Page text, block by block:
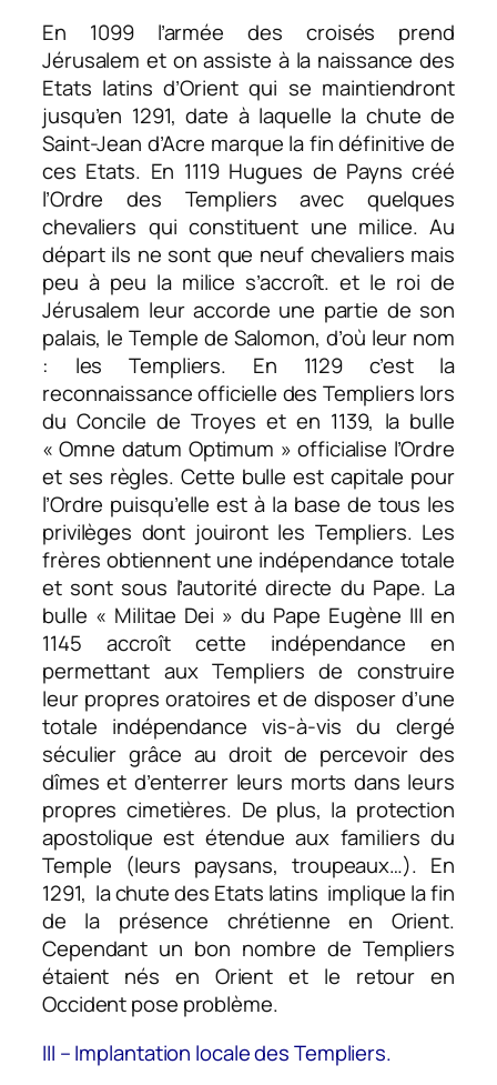
En 1099 l’armée des croisés prend
Jérusalem et on assiste à la naissance des
Etats latins d’Orient qui se maintiendront
jusqu’en 1291, date à laquelle la chute de
Saint-Jean d’Acre marque la fin définitive de
ces Etats. En 1119 Hugues de Payns créé
l’Ordre des Templiers avec quelques
chevaliers qui constituent une milice. Au
départ ils ne sont que neuf chevaliers mais
peu à peu la milice s’accroît. et le roi de
Jérusalem leur accorde une partie de son
palais, le Temple de Salomon, d’où leur nom
: les Templiers. En 1129 c’est la
reconnaissance officielle des Templiers lors
du Concile de Troyes et en 1139, la bulle
« Omne datum Optimum » officialise l’Ordre
et ses règles. Cette bulle est capitale pour
l’Ordre puisqu’elle est à la base de tous les
privilèges dont jouiront les Templiers. Les
frères obtiennent une indépendance totale
et sont sous l’autorité directe du Pape. La
bulle « Militae Dei » du Pape Eugène III en
1145 accroît cette indépendance en
permettant aux Templiers de construire
leur propres oratoires et de disposer d’une
totale indépendance vis-à-vis du clergé
séculier grâce au droit de percevoir des
dîmes et d’enterrer leurs morts dans leurs
propres cimetières. De plus, la protection
apostolique est étendue aux familiers du
Temple (leurs paysans, troupeaux…). En
1291, la chute des Etats latins implique la fin
de la présence chrétienne en Orient.
Cependant un bon nombre de Templiers
étaient nés en Orient et le retour en
Occident pose problème.
III – Implantation locale des Templiers.